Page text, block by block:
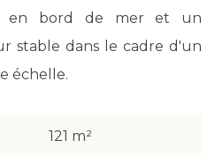
en bord de mer et un
stable dans le cadre d'un
échelle.
121 m²